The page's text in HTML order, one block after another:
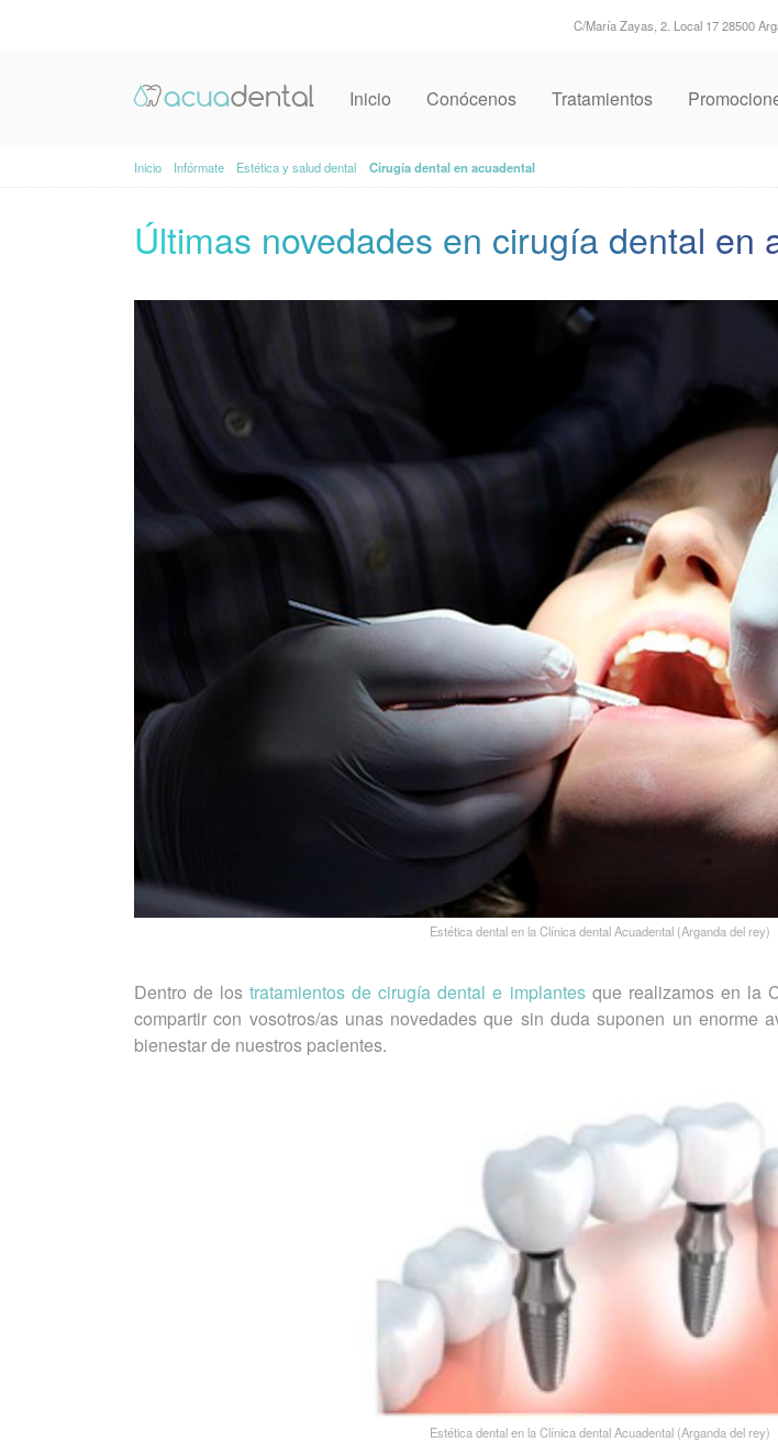
C/María Zayas, 2. Local 17 28500
Inicio Conócenos Tratamientos
Inicio Infórmate Estética y salud dental Cirugía dental en acuadental
Últimas novedades en cirugía dental en
Estética dental en la Clínica dental Acuadental (Arganda del rey)
Dentro de lostratamientos de cirugía dental e implantesque realizamos en la
compartir con vosotros/as unas novedades que sin duda suponen un enorme
bienestar de nuestros pacientes.
Estética dental en la Clínica dental Acuadental (Arganda del rey)